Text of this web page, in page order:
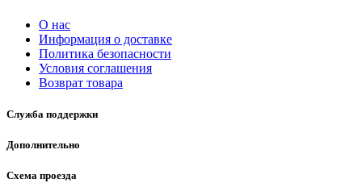
О нас
Информация о доставке
Политика безопасности
Условия соглашения
Возврат товара
Служба поддержки
Дополнительно
Схема проезда